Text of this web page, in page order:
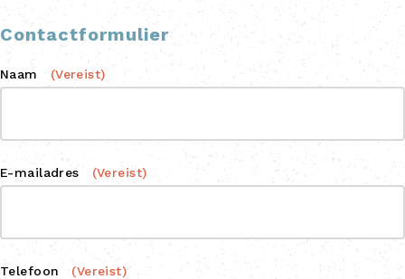
Contactformulier
Naam (Vereist)
E-mailadres (Vereist)
Telefoon (Vereist)